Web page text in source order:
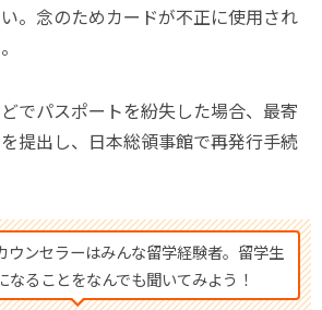
。念のためカードが不正に使用され
でパスポートを紛失した場合、最寄
提出し、日本総領事館で再発行手続
ウンセラーはみんな留学経験者。留学生
なることをなんでも聞いてみよう！